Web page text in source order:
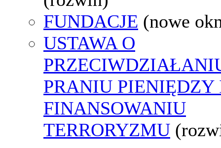
FUNDACJE (nowe
USTAWA O
PRANIU PIENIĘDZY
FINANSOWANIU
TERRORYZMU